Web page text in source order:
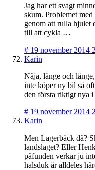
Jag har ett svagt
skum. Problemet
genom att rulla hjulet
till att cykla …
# 19 november 2014
Karin
Nåja, länge och
inte köper ny bil så
den första riktigt nya i
# 19 november 2014
Karin
Men Lagerbäck då?
landslaget? Eller
påfunden verkar ju
halsduk är alldeles